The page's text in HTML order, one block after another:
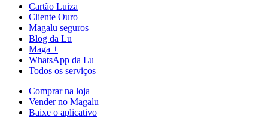
Cartão Luiza
Cliente Ouro
Magalu seguros
Blog da Lu
Maga +
WhatsApp da Lu
Todos os serviços
Comprar na loja
Vender no Magalu
Baixe o aplicativo